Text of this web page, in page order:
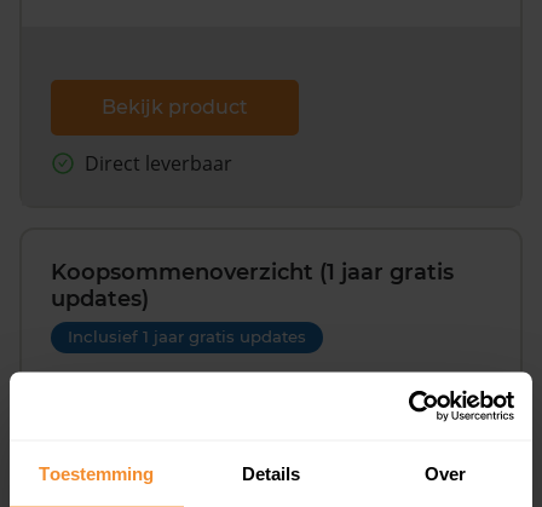
Toestemming Details Over
Bekijk product
Direct leverbaar
Koopsommenoverzicht (1 jaar gratis
updates)
Inclusief 1 jaar gratis updates
en koopdatum) binnen een postcodegebied. Dit
inclusief een jaar lang gratis updates van nieuwe